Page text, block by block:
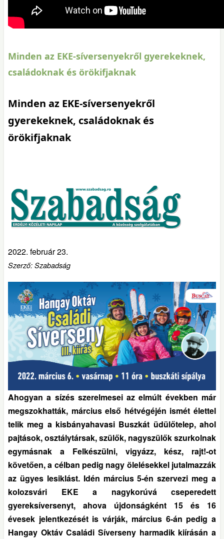
Minden az EKE-síversenyekről gyerekeknek,
családoknak és örökifjaknak
Minden az EKE-síversenyekről
gyerekeknek, családoknak és
örökifjaknak
2022. február 23.
Szerző: Szabadság
Ahogyan a sízés szerelmesei az elmúlt években már
megszokhatták, március első hétvégéjén ismét élettel
telik meg a kisbányahavasi Buszkát üdülőtelep, ahol
pajtások, osztálytársak, szülők, nagyszülők szurkolnak
egymásnak a Felkészülni, vigyázz, kész, rajt!-ot
követően, a célban pedig nagy ölelésekkel jutalmazzák
az ügyes lesiklást. Idén március 5-én szervezi meg a
kolozsvári EKE a nagykorúvá cseperedett
gyereksíversenyt, ahova újdonságként 15 és 16
évesek jelentkezését is várják, március 6-án pedig a
Hangay Oktáv Családi Síverseny harmadik kiírásán a